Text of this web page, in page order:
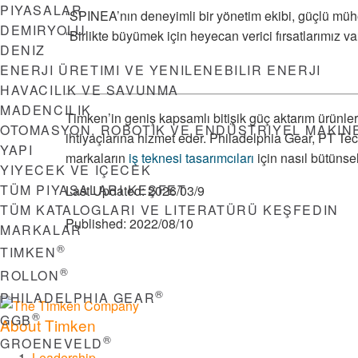
PIYASALAR
DEMIRYOLU
DENIZ
ENERJI ÜRETIMI VE YENILENEBILIR ENERJI
HAVACILIK VE SAVUNMA
MADENCILIK
OTOMASYON, ROBOTIK VE ENDÜSTRIYEL
YAPI
YIYECEK VE IÇECEK
TÜM PIYASALARI KEŞFET
TÜM KATALOGLARI VE LITERATÜRÜ KEŞFEDIN
MARKALAR
TIMKEN®
ROLLON®
PHILADELPHIA GEAR®
GGB®
GROENEVELD®
“SPINEA’nın deneyimli bir yönetim ekibi, güçlü
“Birlikte büyümek için heyecan verici fırsatlarımız
Timken’in geniş kapsamlı bitişik güç aktarım
ihtiyaçlarına hizmet eder. Philadelphia Gear, PT
markaların iş teknesi tasarımcıları için nasıl
Last Updated:2026/03/9
Published: 2022/08/10
About Timken